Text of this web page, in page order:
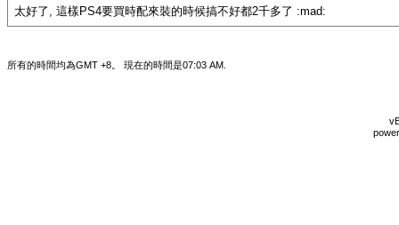
太好了, 這樣PS4要買時配來裝的時候搞不好都2千多了 :mad:
所有的時間均為GMT +8。 現在的時間是07:03 AM